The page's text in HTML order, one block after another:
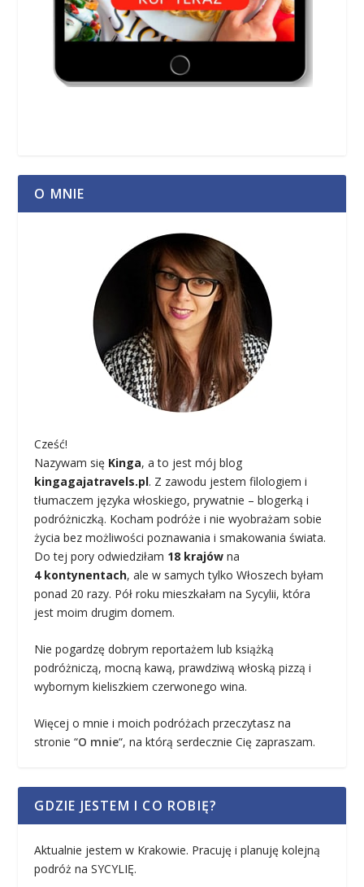
O MNIE
Cześć!
Nazywam się Kinga, a to jest mój blog
kingagajatravels.pl. Z zawodu jestem filologiem i
tłumaczem języka włoskiego, prywatnie – blogerką i
podróżniczką. Kocham podróże i nie wyobrażam sobie
życia bez możliwości poznawania i smakowania świata.
Do tej pory odwiedziłam 18 krajów na
4 kontynentach, ale w samych tylko Włoszech byłam
ponad 20 razy. Pół roku mieszkałam na Sycylii, która
jest moim drugim domem.
Nie pogardzę dobrym reportażem lub książką
podróżniczą, mocną kawą, prawdziwą włoską pizzą i
wybornym kieliszkiem czerwonego wina.
Więcej o mnie i moich podróżach przeczytasz na
stronie “O mnie“, na którą serdecznie Cię zapraszam.
GDZIE JESTEM I CO ROBIĘ?
Aktualnie jestem w Krakowie. Pracuję i planuję kolejną
podróż na SYCYLIĘ.